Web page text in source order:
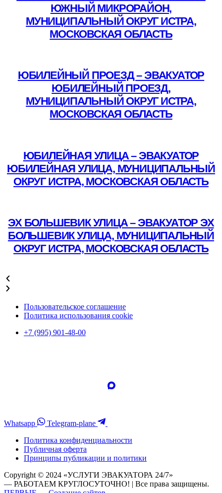
ЮЖНЫЙ МИКРОРАЙОН,
МУНИЦИПАЛЬНЫЙ ОКРУГ ИСТРА,
МОСКОВСКАЯ ОБЛАСТЬ
ЮБИЛЕЙНЫЙ ПРОЕЗД – ЭВАКУАТОР
ЮБИЛЕЙНЫЙ ПРОЕЗД,
МУНИЦИПАЛЬНЫЙ ОКРУГ ИСТРА,
МОСКОВСКАЯ ОБЛАСТЬ
ЮБИЛЕЙНАЯ УЛИЦА – ЭВАКУАТОР
ЮБИЛЕЙНАЯ УЛИЦА, МУНИЦИПАЛЬНЫЙ
ОКРУГ ИСТРА, МОСКОВСКАЯ ОБЛАСТЬ
ЭХ БОЛЬШЕВИК УЛИЦА – ЭВАКУАТОР ЭХ
БОЛЬШЕВИК УЛИЦА, МУНИЦИПАЛЬНЫЙ
ОКРУГ ИСТРА, МОСКОВСКАЯ ОБЛАСТЬ
Пользовательское соглашение
Политика использования cookie
+7 (995) 901-48-00
Whatsapp
Telegram-plane
Политика конфиденциальности
Публичная оферта
Принципы публикации и политики
Copyright © 2024 «УСЛУГИ ЭВАКУАТОРА 24/7»
— РАБОТАЕМ КРУГЛОСУТОЧНО! | Все права защищены.